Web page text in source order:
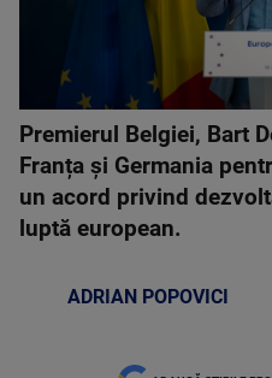
Premierul Belgiei, Bart
Franța și Germania
un acord privind
luptă european.
ADRIAN POPOVICI